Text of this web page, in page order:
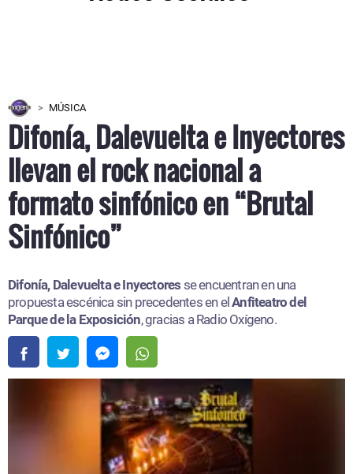
MÚSICA
Difonía, Dalevuelta e Inyectores
llevan el rock nacional a
formato sinfónico en “Brutal
Sinfónico”
Difonía, Dalevuelta e Inyectores se encuentran en una
propuesta escénica sin precedentes en elAnfiteatro del
Parque de la Exposición, gracias a Radio Oxígeno.